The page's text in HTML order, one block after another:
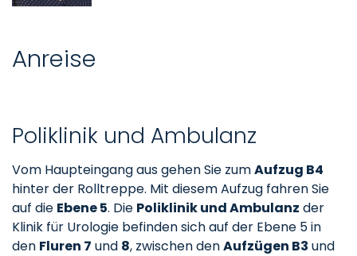
Anreise
Poliklinik und Ambulanz
Vom Haupteingang aus gehen Sie zumAufzug B4
hinter der Rolltreppe. Mit diesem Aufzug fahren Sie
auf die Ebene 5. Die Poliklinik und Ambulanz der
Klinik für Urologie befinden sich auf der Ebene 5 in
den Fluren 7 und 8, zwischen denAufzügen B3 und